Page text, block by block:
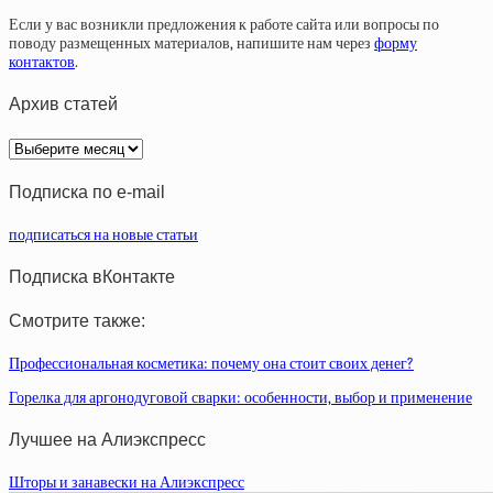
Если у вас возникли предложения к работе сайта или вопросы по
поводу размещенных материалов, напишите нам через форму
контактов.
Архив статей
Архив
статей
Подписка по e-mail
подписаться на новые статьи
Подписка вКонтакте
Смотрите также:
Профессиональная косметика: почему она стоит своих денег?
Горелка для аргонодуговой сварки: особенности, выбор и применение
Лучшее на Алиэкспресс
Шторы и занавески на Алиэкспресс